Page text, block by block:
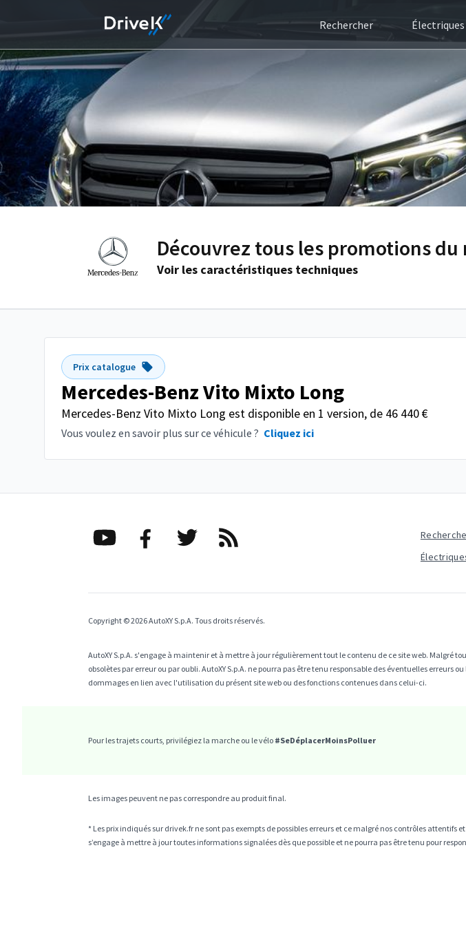
Rechercher
Découvrez tous les promotions
Voir les caractéristiques techniques
Prix catalogue
Mercedes-Benz Vito Mixto Long
Mercedes-Benz Vito Mixto Long est disponible en 1 version, de 46 440 €
Vous voulez en savoir plus sur ce véhicule ? Cliquez ici
Recherche
Copyright © 2026 AutoXY S.p.A. Tous droits réservés.
AutoXY S.p.A. s'engage à maintenir et à mettre à jour régulièrement tout le contenu de ce site web. Malgré
obsolètes par erreur ou par oubli. AutoXY S.p.A. ne pourra pas être tenu responsable des éventuelles
dommages en lien avec l'utilisation du présent site web ou des fonctions contenues dans celui-ci.
Pour les trajets courts, privilégiez la marche ou le vélo #SeDéplacerMoinsPolluer
Les images peuvent ne pas correspondre au produit final.
* Les prix indiqués sur drivek.fr ne sont pas exempts de possibles erreurs et ce malgré nos contrôles
s’engage à mettre à jour toutes informations signalées dès que possible et ne pourra pas être tenu pour